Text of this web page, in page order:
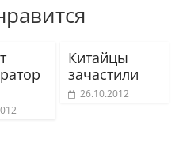
Китайцы
зачастили
26.10.2012